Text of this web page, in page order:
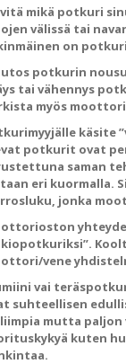
mikä potkuri
välissä tai
on
potkurin
tai vähennys
myös
käsite
potkurit ovat
saman
eri kuormalla.
jonka
vene
vai
suhteellisen
mutta paljon
kuten